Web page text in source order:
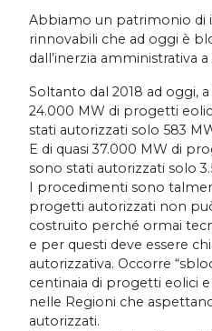
Abbiamo un patrimonio di
rinnovabili che ad oggi è
dall’inerzia amministrativa a
Soltanto dal 2018 ad oggi,
24.000 MW di progetti
stati autorizzati solo 583
E di quasi 37.000 MW di
sono stati autorizzati solo
I procedimenti sono
progetti autorizzati non
costruito perché ormai
e per questi deve essere
autorizzativa. Occorre
centinaia di progetti eolici
nelle Regioni che
autorizzati.